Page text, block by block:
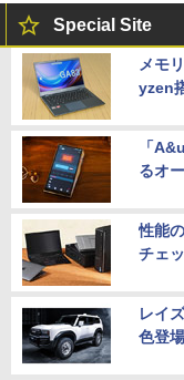
Special Site
メモ
yzen
「
るオ
性能
チェ
レイ
色登